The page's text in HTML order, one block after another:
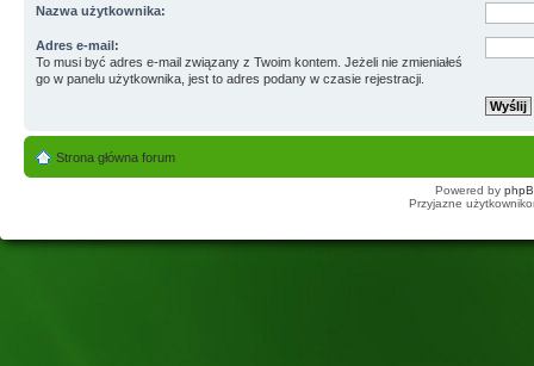
Nazwa użytkownika:
Adres e-mail:
To musi być adres e-mail związany z Twoim kontem. Jeżeli nie zmieniałeś
go w panelu użytkownika, jest to adres podany w czasie rejestracji.
Strona główna forum
Powered by
Przyjazne